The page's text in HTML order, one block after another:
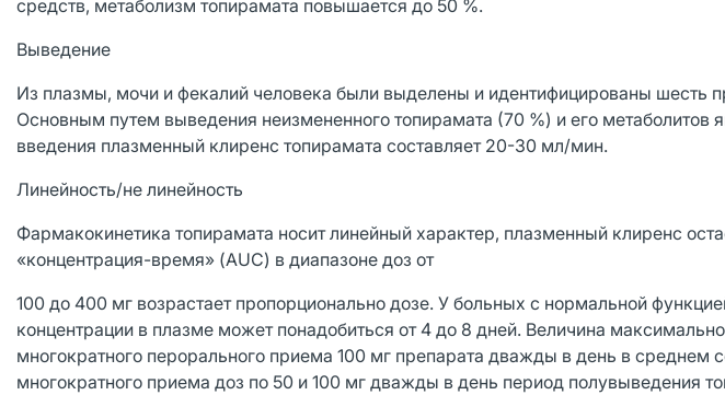
средств, метаболизм топирамата повышается до 50 %.
Выведение
Из плазмы, мочи и фекалий человека были выделены и идентифицированы шесть
Основным путем выведения неизмененного топирамата (70 %) и его метаболитов
введения плазменный клиренс топирамата составляет 20-30 мл/мин.
Линейность/не линейность
Фармакокинетика топирамата носит линейный характер, плазменный клиренс
«концентрация-время» (AUC) в диапазоне доз от
100 до 400 мг возрастает пропорционально дозе. У больных с нормальной
концентрации в плазме может понадобиться от 4 до 8 дней. Величина
многократного перорального приема 100 мг препарата дважды в день в среднем
многократного приема доз по 50 и 100 мг дважды в день период полувыведения